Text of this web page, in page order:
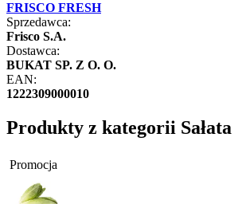
FRISCO FRESH
Sprzedawca:
Frisco S.A.
Dostawca:
BUKAT SP. Z O. O.
EAN:
1222309000010
Produkty z kategorii Sałata
Promocja